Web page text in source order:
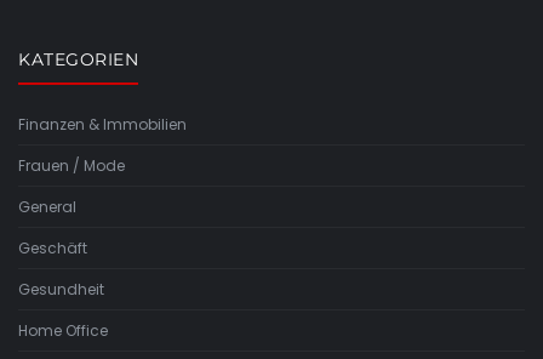
KATEGORIEN
Finanzen & Immobilien
Frauen / Mode
General
Geschäft
Gesundheit
Home Office